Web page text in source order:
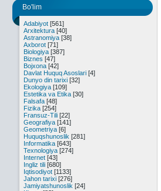
Bo'lim
Adabiyot [561]
Arxitektura [40]
Astranomiya [38]
Axborot [71]
Biologiya [387]
Biznes [47]
Bojxona [42]
Davlat Huquq Asoslari [4]
Dunyo din tarixi [32]
Ekologiya [109]
Estetika va Etika [30]
Falsafa [48]
Fizika [254]
Fransuz-Tili [22]
Geografiya [141]
Geometriya [6]
Huquqshunoslik [281]
Informatika [643]
Texnologiya [274]
Internet [43]
Ingliz tili [680]
Iqtisodiyot [1133]
Jahon tarixi [276]
Jamiyatshunoslik [24]